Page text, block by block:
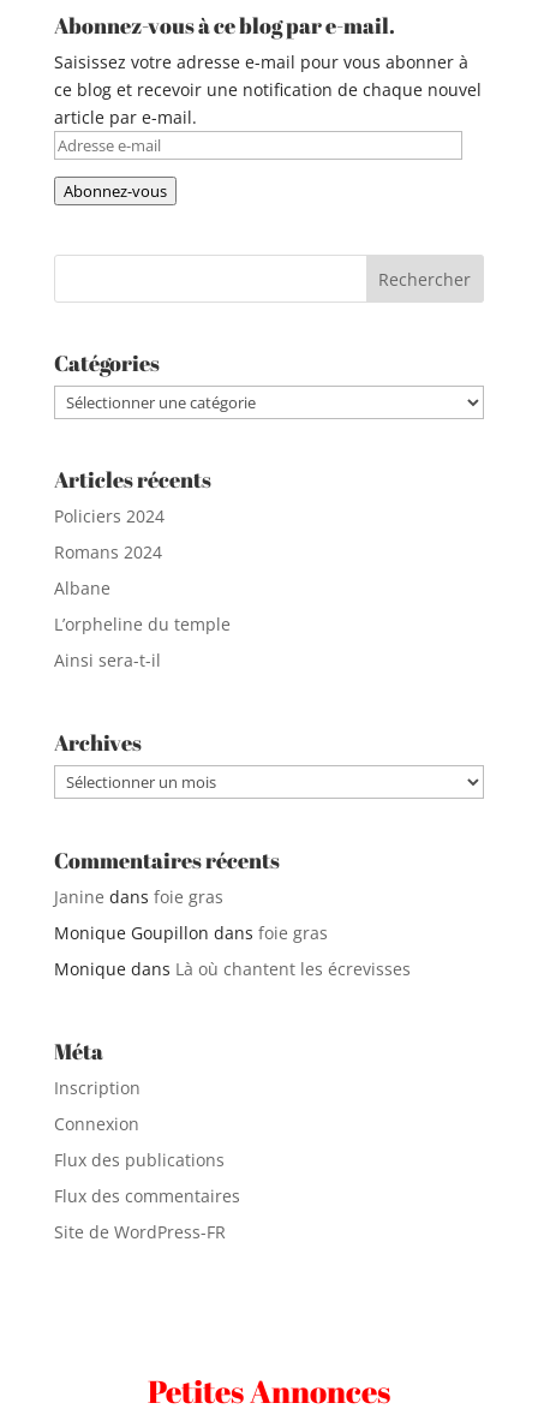
Abonnez-vous à ce blog par e-mail.
Saisissez votre adresse e-mail pour vous abonner à
ce blog et recevoir une notification de chaque nouvel
article par e-mail.
Adresse
mail
Abonnez-vous
Catégories
Catégories
Articles récents
Policiers 2024
Romans 2024
Albane
L’orpheline du temple
Ainsi sera-t-il
Archives
Archives
Commentaires récents
Janine dans foie gras
Monique Goupillon dans foie gras
Moniquedans Là où chantent les écrevisses
Méta
Inscription
Connexion
Flux des publications
Flux des commentaires
Site de WordPress-FR
Petites Annonces